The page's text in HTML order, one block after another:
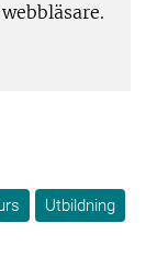
Utbildning